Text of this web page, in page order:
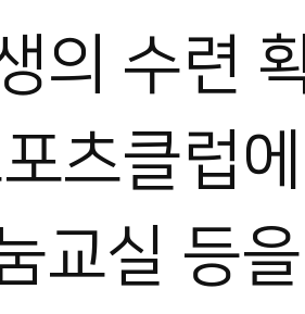
의 수련
츠클럽
교실 등